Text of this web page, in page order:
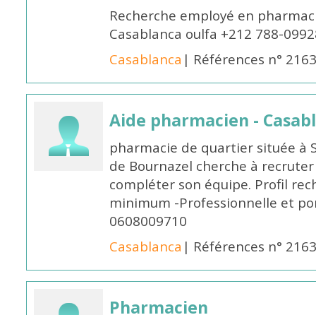
Recherche employé en
Casablanca oulfa +212 788-
Casablanca | Références n°
Aide pharmacien -
pharmacie de quartier située à
de Bournazel cherche à
compléter son équipe. Profil
minimum -Professionnelle et
0608009710
Casablanca | Références n°
Pharmacien